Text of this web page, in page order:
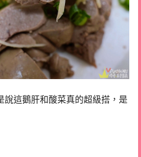
這鵝肝和酸菜真的超級搭，是